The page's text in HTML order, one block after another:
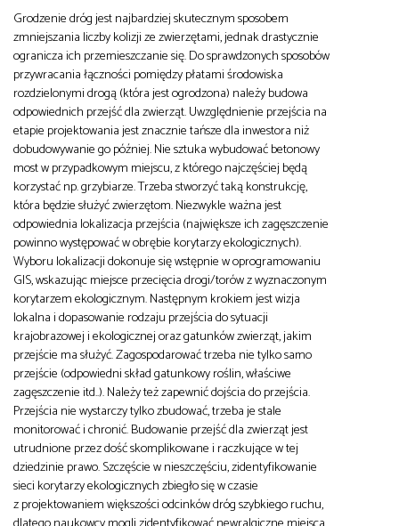
Grodzenie dróg jest najbardziej skutecznym sposobem
zmniejszania liczby kolizji ze zwierzętami, jednak drastycznie
ogranicza ich przemieszczanie się. Do sprawdzonych sposobów
przywracania łączności pomiędzy płatami środowiska
rozdzielonymi drogą (która jest ogrodzona) należy budowa
odpowiednich przejść dla zwierząt. Uwzględnienie przejścia na
etapie projektowania jest znacznie tańsze dla inwestora niż
dobudowywanie go później. Nie sztuka wybudować betonowy
most w przypadkowym miejscu, z którego najczęściej będą
korzystać np. grzybiarze. Trzeba stworzyć taką konstrukcję,
która będzie służyć zwierzętom. Niezwykle ważna jest
odpowiednia lokalizacja przejścia (największe ich zagęszczenie
powinno występować w obrębie korytarzy ekologicznych).
Wyboru lokalizacji dokonuje się wstępnie w oprogramowaniu
GIS, wskazując miejsce przecięcia drogi/torów z wyznaczonym
korytarzem ekologicznym. Następnym krokiem jest wizja
lokalna i dopasowanie rodzaju przejścia do sytuacji
krajobrazowej i ekologicznej oraz gatunków zwierząt, jakim
przejście ma służyć. Zagospodarować trzeba nie tylko samo
przejście (odpowiedni skład gatunkowy roślin, właściwe
zagęszczenie itd..). Należy też zapewnić dojścia do przejścia.
Przejścia nie wystarczy tylko zbudować, trzeba je stale
monitorować i chronić. Budowanie przejść dla zwierząt jest
utrudnione przez dość skomplikowane i raczkujące w tej
dziedzinie prawo. Szczęście w nieszczęściu, zidentyfikowanie
sieci korytarzy ekologicznych zbiegło się w czasie
z projektowaniem większości odcinków dróg szybkiego ruchu,